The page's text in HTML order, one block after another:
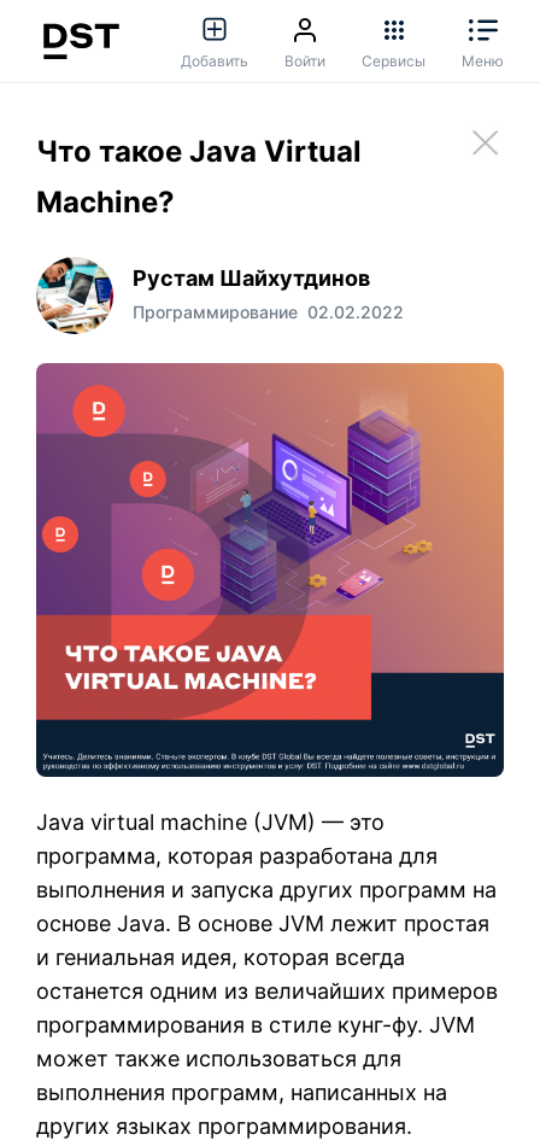
Добавить Войти Сервисы Меню
Что такое Java Virtual
Machine?
Рустам Шайхутдинов
Программирование 02.02.2022
Java virtual machine (JVM) — это
программа, которая разработана для
выполнения и запуска других программ на
основе Java. В основе JVM лежит простая
и гениальная идея, которая всегда
останется одним из величайших примеров
программирования в стиле кунг-фу. JVM
может также использоваться для
выполнения программ, написанных на
других языках программирования.